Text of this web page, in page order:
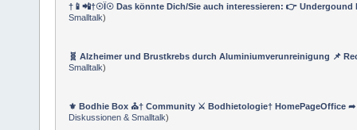
†📱📲†☉Ï☉ Das könnte Dich/Sie auch interessieren: 👉 Undergound
Smalltalk)
🧬 Alzheimer und Brustkrebs durch Aluminiumverunreinigung 📌
Smalltalk)
⚜ Bodhie Box ⛪† Community ⚔ Bodhietologie† HomePageOffice ➦
Diskussionen & Smalltalk)